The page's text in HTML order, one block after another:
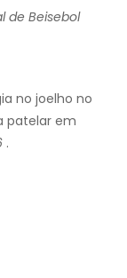
de Beisebol
no joelho no
patelar em
.